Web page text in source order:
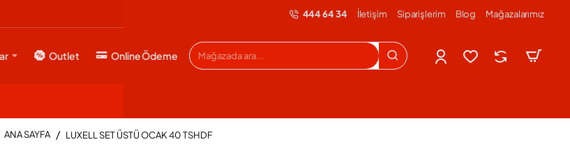
444 64 34 İletişim Siparişlerim Blog Mağazalarımız
Outlet Online Ödeme
Mağazada
ara...
LUXELL SET ÜSTÜ OCAK 40 TSHDF